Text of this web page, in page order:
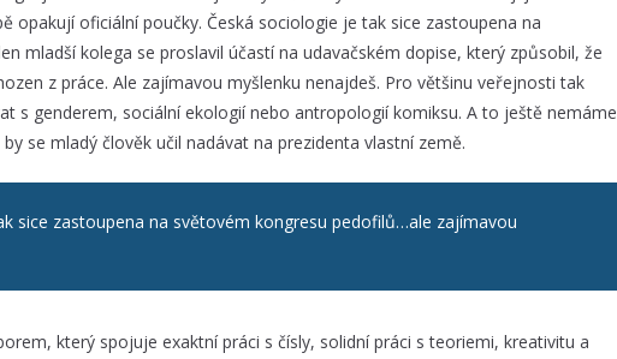
opakují oficiální poučky. Česká sociologie je tak sice zastoupena na
mladší kolega se proslavil účastí na udavačském dopise, který způsobil, že
z práce. Ale zajímavou myšlenku nenajdeš. Pro většinu veřejnosti tak
s genderem, sociální ekologií nebo antropologií komiksu. A to ještě nemáme
se mladý člověk učil nadávat na prezidenta vlastní země.
sice zastoupena na světovém kongresu pedofilů…ale zajímavou
který spojuje exaktní práci s čísly, solidní práci s teoriemi, kreativitu a